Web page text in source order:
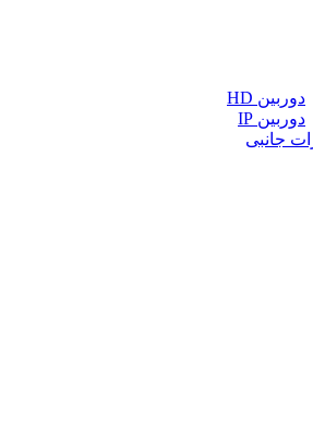
دوربین HD
دوربین IP
جانبی